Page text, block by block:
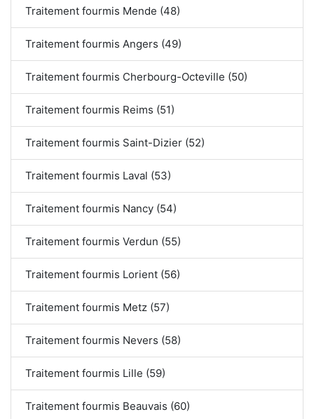
Traitement fourmis Mende (48)
Traitement fourmis Angers (49)
Traitement fourmis Cherbourg-Octeville (50)
Traitement fourmis Reims (51)
Traitement fourmis Saint-Dizier (52)
Traitement fourmis Laval (53)
Traitement fourmis Nancy (54)
Traitement fourmis Verdun (55)
Traitement fourmis Lorient (56)
Traitement fourmis Metz (57)
Traitement fourmis Nevers (58)
Traitement fourmis Lille (59)
Traitement fourmis Beauvais (60)